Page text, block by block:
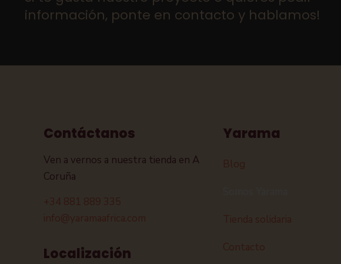
información, ponte en contacto y hablamos!
Contáctanos
Ven a vernos a nuestra tienda en A
Coruña
Localización
Yarama